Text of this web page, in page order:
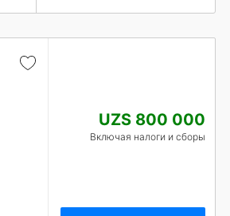
UZS 800 000
Включая налоги и сборы